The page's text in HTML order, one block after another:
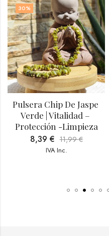
30%
Pulsera Chip De Jaspe
Verde | Vitalidad –
Protección -Limpieza
8,39 € 11,99€
IVA Inc.